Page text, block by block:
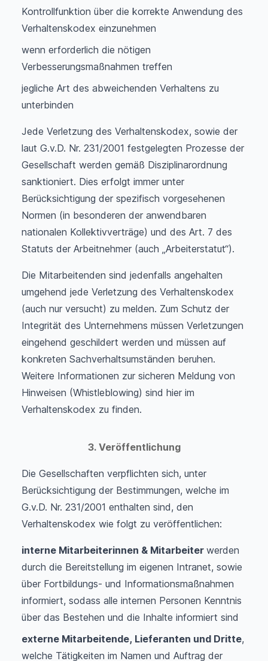
Kontrollfunktion über die korrekte Anwendung des
Verhaltenskodex einzunehmen
wenn erforderlich die nötigen
Verbesserungsmaßnahmen treffen
jegliche Art des abweichenden Verhaltens zu
unterbinden
Jede Verletzung des Verhaltenskodex, sowie der
laut G.v.D. Nr. 231/2001 festgelegten Prozesse der
Gesellschaft werden gemäß Disziplinarordnung
sanktioniert. Dies erfolgt immer unter
Berücksichtigung der spezifisch vorgesehenen
Normen (in besonderen der anwendbaren
nationalen Kollektivverträge) und des Art. 7 des
Statuts der Arbeitnehmer (auch „Arbeiterstatut“).
Die Mitarbeitenden sind jedenfalls angehalten
umgehend jede Verletzung des Verhaltenskodex
(auch nur versucht) zu melden. Zum Schutz der
Integrität des Unternehmens müssen Verletzungen
eingehend geschildert werden und müssen auf
konkreten Sachverhaltsumständen beruhen.
Weitere Informationen zur sicheren Meldung von
Hinweisen (Whistleblowing) sind hier im
Verhaltenskodex zu finden.
3. Veröffentlichung
Die Gesellschaften verpflichten sich, unter
Berücksichtigung der Bestimmungen, welche im
G.v.D. Nr. 231/2001 enthalten sind, den
Verhaltenskodex wie folgt zu veröffentlichen:
interne Mitarbeiterinnen & Mitarbeiter werden
durch die Bereitstellung im eigenen Intranet, sowie
über Fortbildungs- und Informationsmaßnahmen
informiert, sodass alle internen Personen Kenntnis
über das Bestehen und die Inhalte informiert sind
externe Mitarbeitende, Lieferanten und Dritte,
welche Tätigkeiten im Namen und Auftrag der